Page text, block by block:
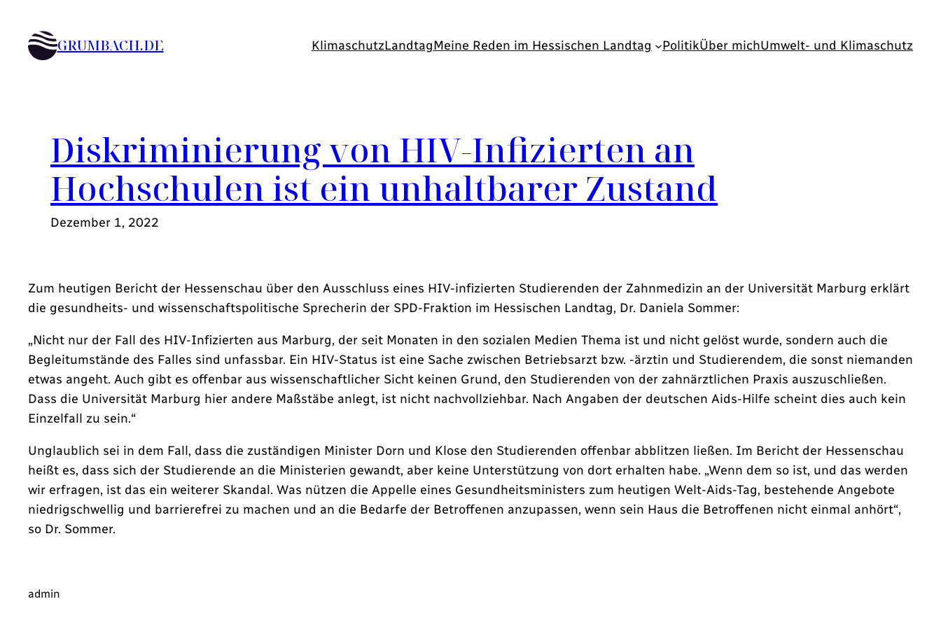
Inhalt
springenGRUMBACH.DE KlimaschutzLandtagMeine Reden im Hessischen Landtag PolitikÜber michUmwelt- und Klimaschutz
Diskriminierung von HIV-Infizierten an
Hochschulen ist ein unhaltbarer Zustand
Dezember 1, 2022
Zum heutigen Bericht der Hessenschau über den Ausschluss eines HIV-infizierten Studierenden der Zahnmedizin an der Universität Marburg erklärt
die gesundheits- und wissenschaftspolitische Sprecherin der SPD-Fraktion im Hessischen Landtag, Dr. Daniela Sommer:
„Nicht nur der Fall des HIV-Infizierten aus Marburg, der seit Monaten in den sozialen Medien Thema ist und nicht gelöst wurde, sondern auch die
Begleitumstände des Falles sind unfassbar. Ein HIV-Status ist eine Sache zwischen Betriebsarzt bzw. -ärztin und Studierendem, die sonst niemanden
etwas angeht. Auch gibt es offenbar aus wissenschaftlicher Sicht keinen Grund, den Studierenden von der zahnärztlichen Praxis auszuschließen.
Dass die Universität Marburg hier andere Maßstäbe anlegt, ist nicht nachvollziehbar. Nach Angaben der deutschen Aids-Hilfe scheint dies auch kein
Einzelfall zu sein.“
Unglaublich sei in dem Fall, dass die zuständigen Minister Dorn und Klose den Studierenden offenbar abblitzen ließen. Im Bericht der Hessenschau
heißt es, dass sich der Studierende an die Ministerien gewandt, aber keine Unterstützung von dort erhalten habe. „Wenn dem so ist, und das werden
wir erfragen, ist das ein weiterer Skandal. Was nützen die Appelle eines Gesundheitsministers zum heutigen Welt-Aids-Tag, bestehende Angebote
niedrigschwellig und barrierefrei zu machen und an die Bedarfe der Betroffenen anzupassen, wenn sein Haus die Betroffenen nicht einmal anhört“,
so Dr. Sommer.
admin